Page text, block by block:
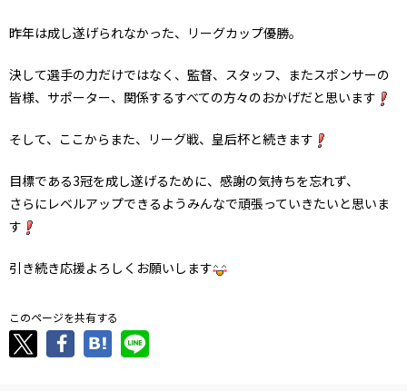
昨年は成し遂げられなかった、リーグカップ優勝。
決して選手の力だけではなく、監督、スタッフ、またスポンサーの
皆様、サポーター、関係するすべての方々のおかげだと思います
そして、ここからまた、リーグ戦、皇后杯と続きます
目標である3冠を成し遂げるために、感謝の気持ちを忘れず、
さらにレベルアップできるようみんなで頑張っていきたいと思いま
す
引き続き応援よろしくお願いします
このページを共有する